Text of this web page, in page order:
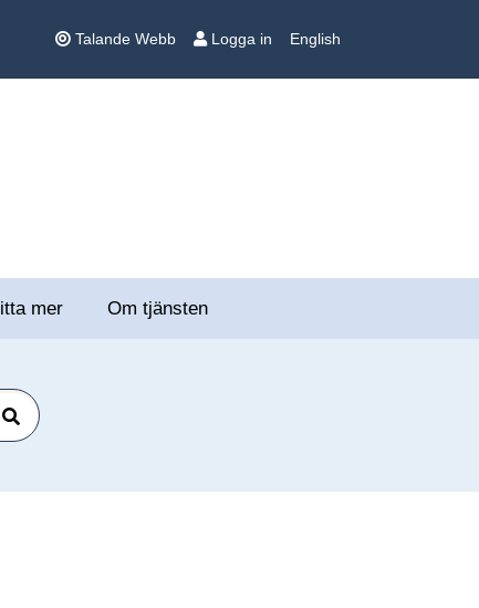
Talande Webb Logga in English
mer Om tjänsten
Sök